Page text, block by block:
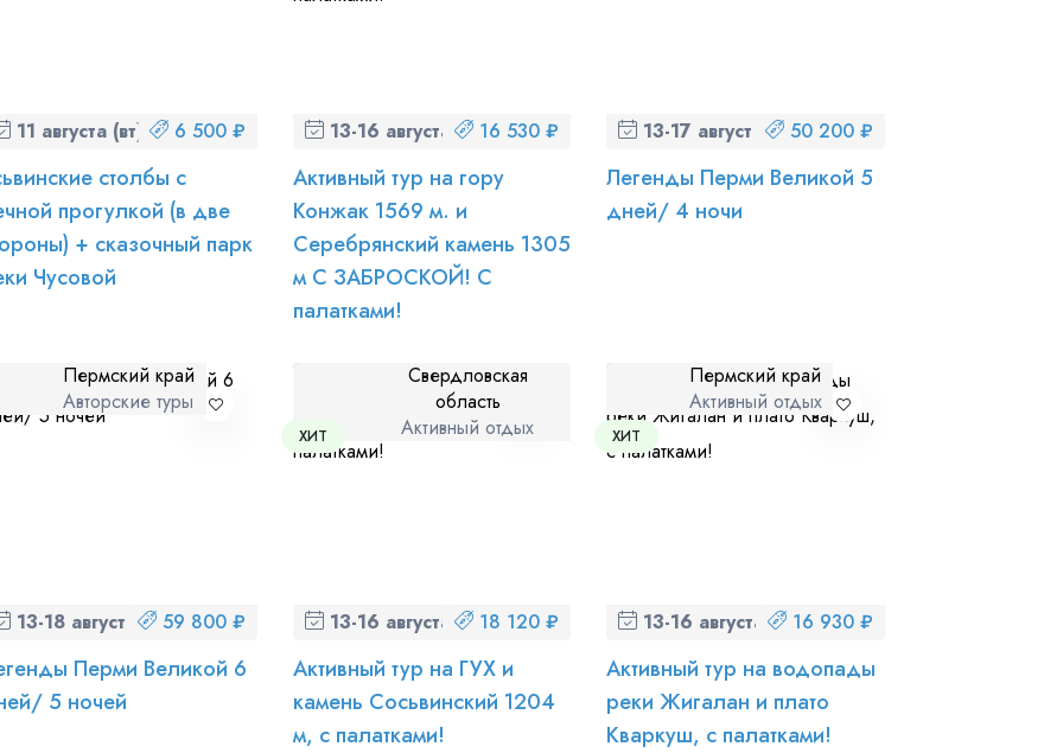
11 августа (вт) 6 500 ₽
столбы с
прогулкой (в две
+ сказочный парк
Чусовой
13-16 августа (чт-вс)16 530 ₽
Активный тур на гору
Конжак 1569 м. и
Серебрянский камень 1305
м С ЗАБРОСКОЙ! С
палатками!
13-17 августа (чт-пн)50 200 ₽
Легенды Перми Великой 5
дней/ 4 ночи
Пермский край
Авторские туры
13-18 августа (чт-вт)59 800 ₽
Перми Великой 6
5 ночей
ХИТ
Свердловская
область
Активный отдых
13-16 августа (чт-вс)18 120 ₽
Активный тур на ГУХ и
камень Сосьвинский 1204
м, с палатками!
ХИТ
Пермский край
Активный отдых
13-16 августа (чт-вс)16 930 ₽
Активный тур на водопады
реки Жигалан и плато
Кваркуш, с палатками!